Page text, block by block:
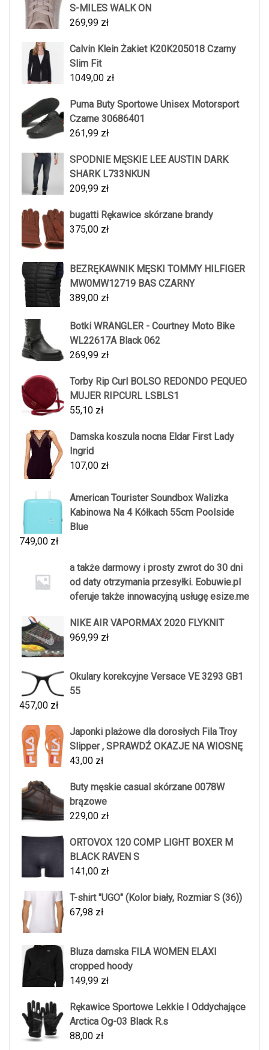
S-MILES WALK ON
269,99 zł
Calvin Klein Żakiet K20K205018 Czarny
Slim Fit
1049,00 zł
Puma Buty Sportowe Unisex Motorsport
Czarne 30686401
261,99 zł
SPODNIE MĘSKIE LEE AUSTIN DARK
SHARK L733NKUN
209,99 zł
bugatti Rękawice skórzane brandy
375,00 zł
BEZRĘKAWNIK MĘSKI TOMMY HILFIGER
MW0MW12719 BAS CZARNY
389,00 zł
Botki WRANGLER - Courtney Moto Bike
WL22617A Black 062
269,99 zł
Torby Rip Curl BOLSO REDONDO PEQUEO
MUJER RIPCURL LSBLS1
55,10 zł
Damska koszula nocna Eldar First Lady
Ingrid
107,00 zł
American Tourister Soundbox Walizka
Kabinowa Na 4 Kółkach 55cm Poolside
Blue
749,00 zł
a także darmowy i prosty zwrot do 30 dni
od daty otrzymania przesyłki. Eobuwie.pl
oferuje także innowacyjną usługę esize.me
NIKE AIR VAPORMAX 2020 FLYKNIT
969,99 zł
Okulary korekcyjne Versace VE 3293 GB1
55
457,00 zł
Japonki plażowe dla dorosłych Fila Troy
Slipper , SPRAWDŹ OKAZJE NA WIOSNĘ
43,00 zł
Buty męskie casual skórzane 0078W
brązowe
229,00 zł
ORTOVOX 120 COMP LIGHT BOXER M
BLACK RAVEN S
141,00 zł
T-shirt "UGO" (Kolor biały, Rozmiar S (36))
67,98 zł
Bluza damska FILA WOMEN ELAXI
cropped hoody
149,99 zł
Rękawice Sportowe Lekkie I Oddychające
Arctica Og-03 Black R.s
88,00 zł